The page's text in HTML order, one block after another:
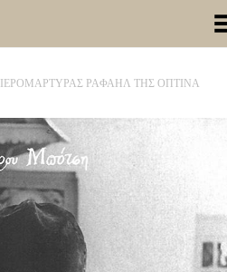
Toggle
ΙΕΡΟΜΑΡΤΥΡΑΣ ΡΑΦΑΗΛ ΤΗΣ ΟΠΤΙΝΑ